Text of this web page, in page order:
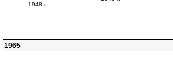
1948 г.
1965